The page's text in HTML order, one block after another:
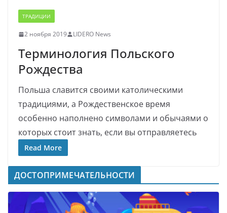
ТРАДИЦИИ
2 ноября 2019 LIDERO News
Терминология Польского
Рождества
Польша славится своими католическими
традициями, а Рождественское время
особенно наполнено символами и обычаями о
которых стоит знать, если вы отправляетесь
Read More
ДОСТОПРИМЕЧАТЕЛЬНОСТИ